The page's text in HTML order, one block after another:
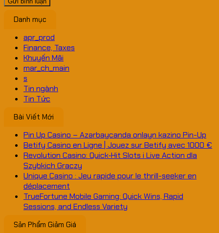
Danh mục
apr_prod
Finance, Taxes
Khuyến Mãi
mar_ch_main
s
Tin ngành
Tin Tức
Bài Viết Mới
Pin Up Casino – Azərbaycanda onlayn kazino Pin-Up
Betify Casino en Ligne | Jouez sur Betify avec 1000 €
Revolution Casino: Quick‑Hit Slots i Live Action dla
Szybkich Graczy
Unique Casino : Jeu rapide pour le thrill-seeker en
déplacement
TrueFortune Mobile Gaming: Quick Wins, Rapid
Sessions, and Endless Variety
Sản Phẩm Giảm Giá